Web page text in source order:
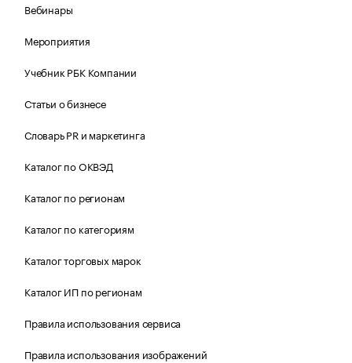
Вебинары
Мероприятия
Учебник РБК Компании
Статьи о бизнесе
Словарь PR и маркетинга
Каталог по ОКВЭД
Каталог по регионам
Каталог по категориям
Каталог торговых марок
Каталог ИП по регионам
Правила использования сервиса
Правила использования изображений